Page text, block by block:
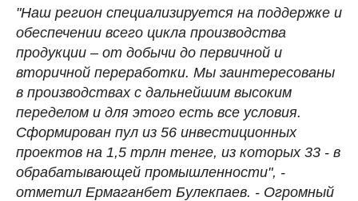
"Наш регион специализируется на поддержке и
обеспечении всего цикла производства
продукции – от добычи до первичной и
вторичной переработки. Мы заинтересованы
в производствах с дальнейшим высоким
переделом и для этого есть все условия.
Сформирован пул из 56 инвестиционных
проектов на 1,5 трлн тенге, из которых 33 - в
обрабатывающей промышленности", -
отметил Ермаганбет Булекпаев. - Огромный